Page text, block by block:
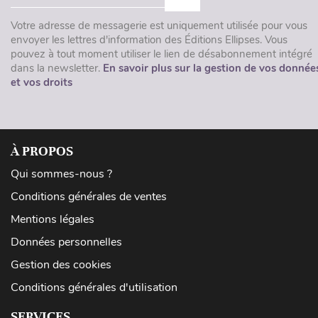
Votre adresse de messagerie est uniquement utilisée pour vous
envoyer les lettres d'information des Éditions Ellipses. Vous
pouvez à tout moment utiliser le lien de désabonnement intégré
dans la newsletter. En savoir plus sur la gestion de vos
et vos droits
À PROPOS
Qui sommes-nous ?
Conditions générales de ventes
Mentions légales
Données personnelles
Gestion des cookies
Conditions générales d'utilisation